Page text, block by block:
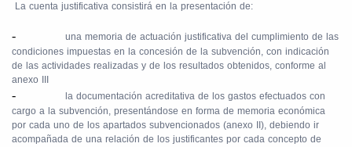
La cuenta justificativa consistirá en la presentación de:
-
una memoria de actuación justificativa del cumplimiento de las
condiciones impuestas en la concesión de la subvención, con indicación
de las actividades realizadas y de los resultados obtenidos, conforme al
anexo III
-
la documentación acreditativa de los gastos efectuados con
cargo a la subvención, presentándose en forma de memoria económica
por cada uno de los apartados subvencionados (anexo II), debiendo ir
acompañada de una relación de los justificantes por cada concepto de